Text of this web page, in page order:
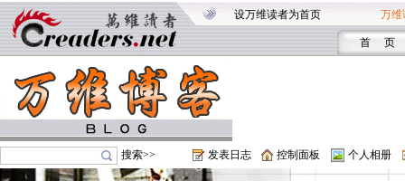
设万维读者为首页 万维
首 页
搜索>> 发表日志 控制面板 个人相册